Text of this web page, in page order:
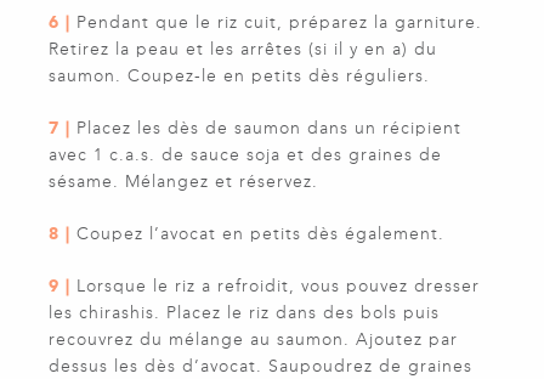
6 | Pendant que le riz cuit, préparez la garniture.
Retirez la peau et les arrêtes (si il y en a) du
saumon. Coupez-le en petits dès réguliers.
7 | Placez les dès de saumon dans un récipient
avec 1 c.a.s. de sauce soja et des graines de
sésame. Mélangez et réservez.
8 | Coupez l’avocat en petits dès également.
9 | Lorsque le riz a refroidit, vous pouvez dresser
les chirashis. Placez le riz dans des bols puis
recouvrez du mélange au saumon. Ajoutez par
dessus les dès d’avocat. Saupoudrez de graines